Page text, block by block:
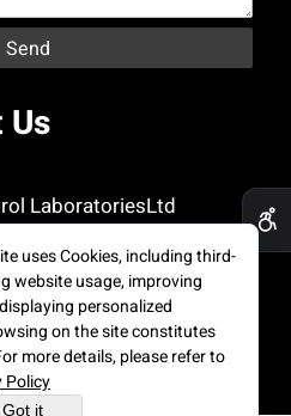
LaboratoriesLtd
3-5567688
5569540
uses Cookies, including third-
website usage, improving
personalized
on the site constitutes
more details, please refer to
Policy
Got it